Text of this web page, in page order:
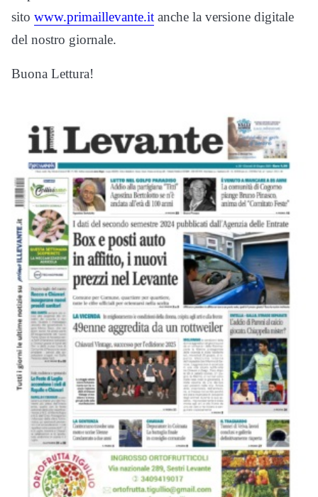
sito www.primaillevante.it anche la versione digitale
del nostro giornale.
Buona Lettura!